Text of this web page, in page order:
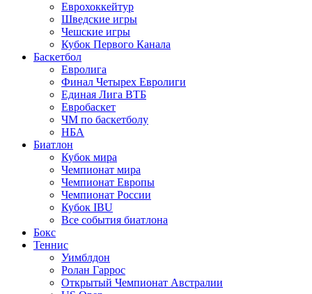
Еврохоккейтур
Шведские игры
Чешские игры
Кубок Первого Канала
Баскетбол
Евролига
Финал Четырех Евролиги
Единая Лига ВТБ
Евробаскет
ЧМ по баскетболу
НБА
Биатлон
Кубок мира
Чемпионат мира
Чемпионат Европы
Чемпионат России
Кубок IBU
Все события биатлона
Бокс
Теннис
Уимблдон
Ролан Гаррос
Открытый Чемпионат Австралии